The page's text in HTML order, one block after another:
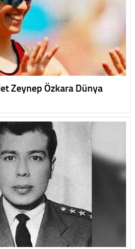
Zeynep Özkara Dünya